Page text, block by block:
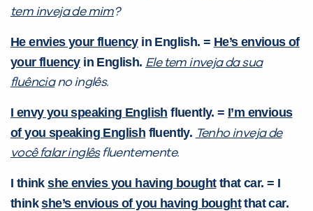
tem inveja de mim?
He envies your fluencyin English. = He’s envious of
your fluencyin English. Ele tem inveja da sua
fluênciano inglês.
I envy you speaking English fluently. = I’m envious
of you speaking English fluently. Tenho inveja de
você falar inglêsfluentemente.
I thinkshe envies you having boughtthat car. = I
thinkshe’s envious of you having boughtthat car.